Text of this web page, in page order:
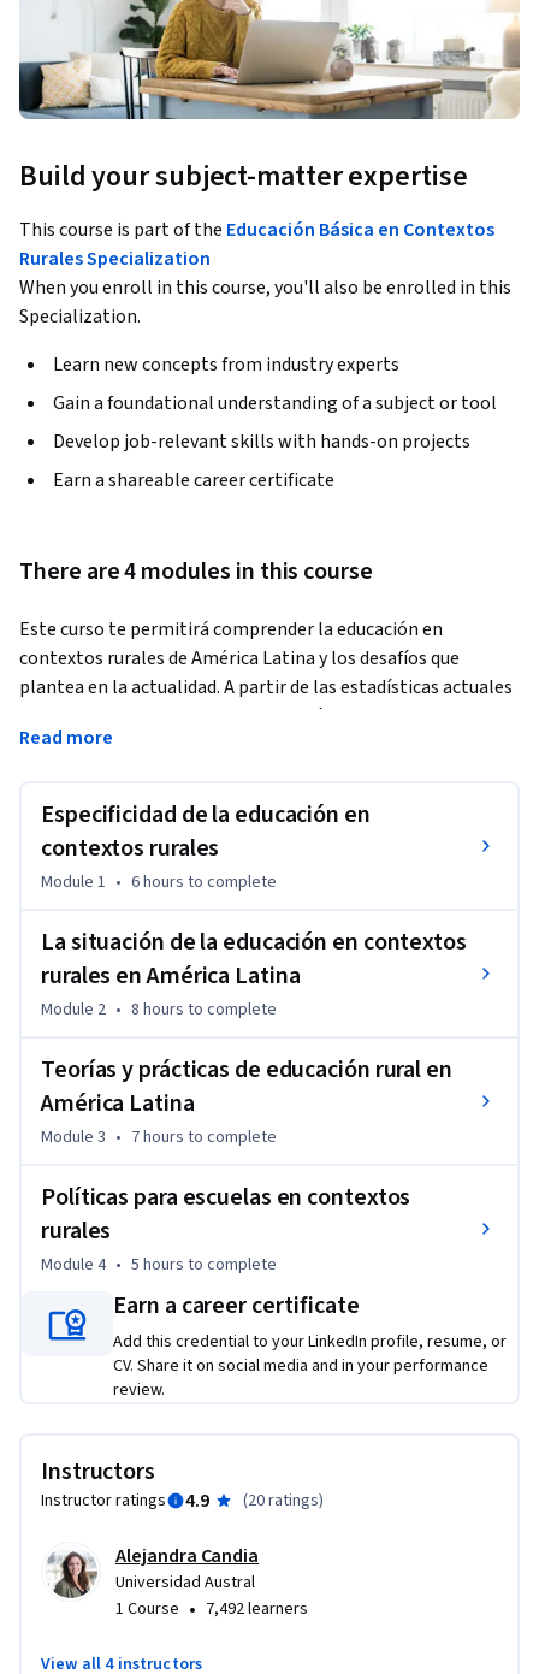
Build your subject-matter expertise
This course is part of the Educación Básica en Contextos
Rurales Specialization
When you enroll in this course, you'll also be enrolled in this
Specialization.
Learn new concepts from industry experts
Gain a foundational understanding of a subject or tool
Develop job-relevant skills with hands-on projects
Earn a shareable career certificate
There are 4 modules in this course
Este curso te permitirá comprender la educación en
contextos rurales de América Latina y los desafíos que
plantea en la actualidad. A partir de las estadísticas actuales
y literatura reciente, se caracterizará esta modalidad
educativa, para identificar sus fortalezas y la potencialidad
educativos.
Este curso fue diseñado por las fundaciones Bunge y Born y
Perez Companc, en el marco de su Programa Sembrador,
junto con la Universidad Austral. Es el primero de los cuatro
cursos que conforman el Programa Especializado en
Educación Básica en Contextos Rurales, que te permitirá
comprender qué es la educación en contextos rurales, cómo
se gestiona, cuál es el rol de la comunidad en la escuela, y
Read more
Especificidad de la educación en
contextos rurales
Module 1 • 6 hours to complete
La situación de la educación en contextos
rurales en América Latina
Module 2 • 8 hours to complete
Teorías y prácticas de educación rural en
América Latina
Module 3 • 7 hours to complete
Políticas para escuelas en contextos
rurales
Module 4 • 5 hours to complete
Earn a career certificate
Add this credential to your LinkedIn profile, resume, or
CV. Share it on social media and in your performance
review.
Instructors
Instructor ratings 4.9 (20 ratings)
Alejandra Candia
Universidad Austral
1 Course • 7,492 learners
View all 4 instructors